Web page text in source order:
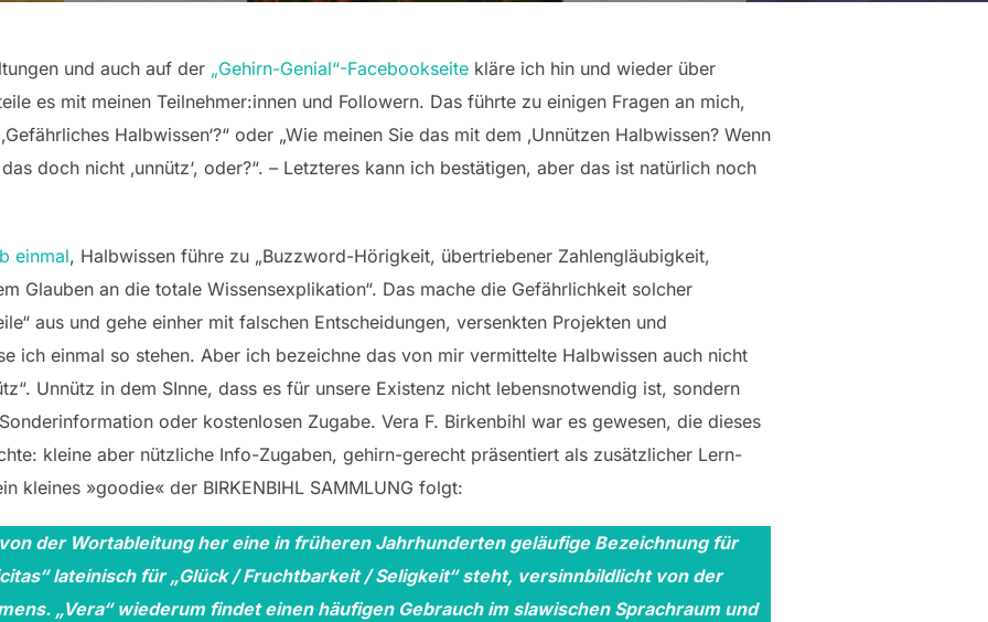
und auch auf der „Gehirn-Genial“-Facebookseite kläre ich hin und wieder über
es mit meinen Teilnehmer:innen und Followern. Das führte zu einigen Fragen an mich,
Halbwissen‘?“ oder „Wie meinen Sie das mit dem ‚Unnützen Halbwissen? Wenn
doch nicht ‚unnütz‘, oder?“. – Letzteres kann ich bestätigen, aber das ist natürlich noch
einmal, Halbwissen führe zu „Buzzword-Hörigkeit, übertriebener Zahlengläubigkeit,
Glauben an die totale Wissensexplikation“. Das mache die Gefährlichkeit solcher
aus und gehe einher mit falschen Entscheidungen, versenkten Projekten und
ich einmal so stehen. Aber ich bezeichne das von mir vermittelte Halbwissen auch nicht
Unnütz in dem SInne, dass es für unsere Existenz nicht lebensnotwendig ist, sondern
oder kostenlosen Zugabe. Vera F. Birkenbihl war es gewesen, die dieses
kleine aber nützliche Info-Zugaben, gehirn-gerecht präsentiert als zusätzlicher Lern-
kleines »goodie« der BIRKENBIHL SAMMLUNG folgt:
der Wortableitung her eine in früheren Jahrhunderten geläufige Bezeichnung für
lateinisch für „Glück / Fruchtbarkeit / Seligkeit“ steht, versinnbildlicht von der
„Vera“ wiederum findet einen häufigen Gebrauch im slawischen Sprachraum und